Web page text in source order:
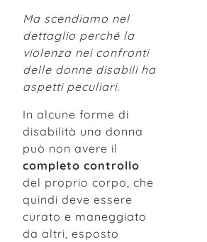
Ma scendiamo nel
dettaglio perché la
violenza nei confronti
delle donne disabili ha
aspetti peculiari.
In alcune forme di
disabilità una donna
può non avere il
completo controllo
del proprio corpo, che
quindi deve essere
curato e maneggiato
da altri, esposto